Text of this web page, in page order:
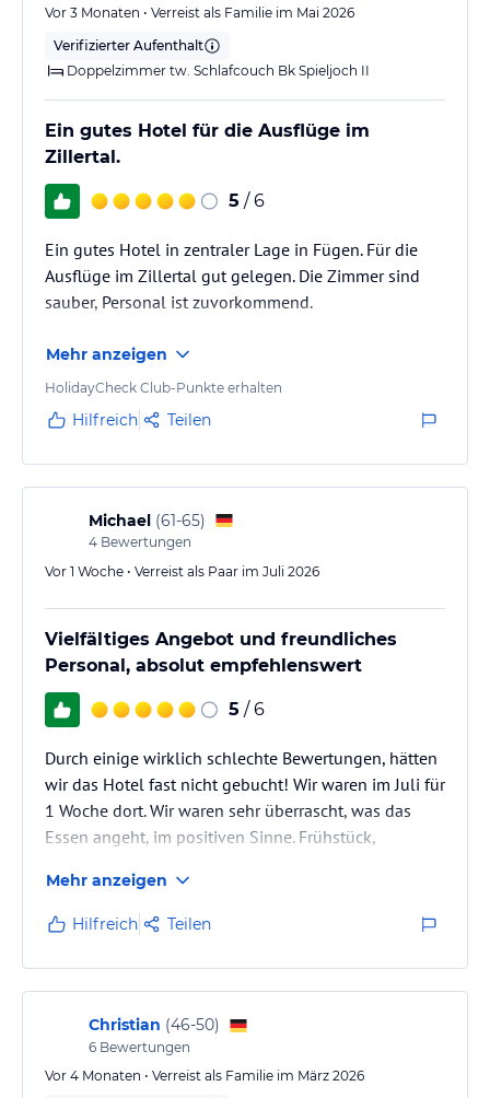
jeweiligen Veranstalters.
Vor 3 Monaten • Verreist als Familie im Mai 2026
Verifizierter Aufenthalt
Doppelzimmer tw. Schlafcouch Bk Spieljoch II
Ein gutes Hotel für die Ausflüge im
Zillertal.
5 / 6
Ein gutes Hotel in zentraler Lage in Fügen. Für die
Ausflüge im Zillertal gut gelegen. Die Zimmer sind
sauber, Personal ist zuvorkommend.
Mehr anzeigen
HolidayCheck Club-Punkte erhalten
Hilfreich Teilen
Michael (61-65)
4 Bewertungen
Vor 1 Woche • Verreist als Paar im Juli 2026
Vielfältiges Angebot und freundliches
Personal, absolut empfehlenswert
5 / 6
Durch einige wirklich schlechte Bewertungen, hätten
wir das Hotel fast nicht gebucht! Wir waren im Juli für
1 Woche dort. Wir waren sehr überrascht, was das
Essen angeht, im positiven Sinne. Frühstück,
Rührei, alles sehr gut. Ein Kaffeevollautomat stand
zur Verfügung. Das Abendessen war auch sehr
abwechslungsreich und sehr schmackhaft! Man
konnte den Getränkeautomat schon während dem
Frühstück nützen ,obwohl niedergeschrieben stand,
erst ab 10 Uhr. Die…
Mehr anzeigen
Hilfreich Teilen
Christian (46-50)
6 Bewertungen
Vor 4 Monaten • Verreist als Familie im März 2026